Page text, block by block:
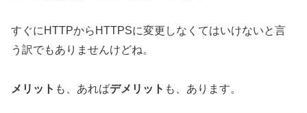
すぐにHTTPからHTTPSに変更しなくてはいけないと言
う訳でもありませんけどね。
メリット も、あればデメリット も、あります。